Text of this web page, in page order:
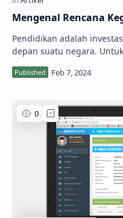
Mengenal Rencana
Pendidikan adalah
depan suatu negara. Untuk memastikan bahwa dana
pendidikan digunakan